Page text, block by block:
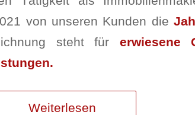
von unseren Kunden die
steht für erwiesene
Weiterlesen